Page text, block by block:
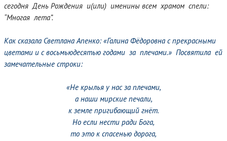
сегодня День Рождения и(или) именины всем храмом спели:
“Многая лета”.
Как сказала Светлана Апенко: «Галина Фёдоровна с прекрасными
цветами и с восьмьюдесятью годами за плечами.» Посвятила ей
замечательные строки:
«Не крылья у нас за плечами,
а наши мирские печали,
к земле пригибающий гнёт.
Но если нести ради Бога,
то это к спасенью дорога,